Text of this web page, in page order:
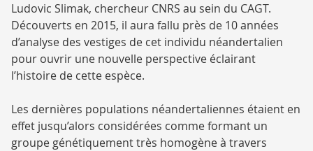
Ludovic Slimak, chercheur CNRS au sein du CAGT.
Découverts en 2015, il aura fallu près de 10 années
d’analyse des vestiges de cet individu néandertalien
pour ouvrir une nouvelle perspective éclairant
l’histoire de cette espèce.
Les dernières populations néandertaliennes étaient en
effet jusqu’alors considérées comme formant un
groupe génétiquement très homogène à travers